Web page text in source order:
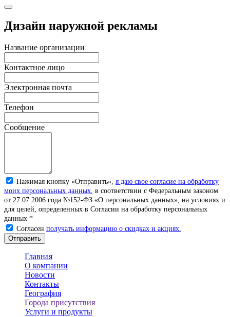
Дизайн наружной рекламы
Название организации
Контактное лицо
Электронная почта
Телефон
Сообщение
Нажимая кнопку «Отправить», я даю свое согласие на обработку
моих персональных данных, в соответствии с Федеральным законом
от 27.07.2006 года №152-ФЗ «О персональных данных», на условиях и
для целей, определенных в Согласии на обработку персональных
данных *
Согласен получать информацию о скидках и акциях.
Отправить
Главная
О компании
Новости
Контакты
География
Города присутствия
Услуги и продукты